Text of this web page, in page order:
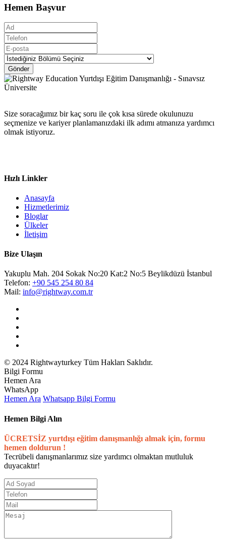
Hemen Başvur
Gönder
Size soracağımız bir kaç soru ile çok kısa sürede okulunuzu
seçmenize ve kariyer planlamanızdaki ilk adımı atmanıza yardımcı
olmak istiyoruz.
Hızlı Linkler
Anasayfa
Hizmetlerimiz
Bloglar
Ülkeler
İletişim
Bize Ulaşın
Yakuplu Mah. 204 Sokak No:20 Kat:2 No:5 Beylikdüzü İstanbul
Telefon: +90 545 254 80 84
Mail: info@rightway.com.tr
© 2024 Rightwayturkey Tüm Hakları Saklıdır.
Bilgi Formu
Hemen Ara
WhatsApp
Hemen Ara Whatsapp Bilgi Formu
Hemen Bilgi Alın
ÜCRETSİZ yurtdışı eğitim danışmanlığı almak için, formu
hemen doldurun !
Tecrübeli danışmanlarımız size yardımcı olmaktan mutluluk
duyacaktır!